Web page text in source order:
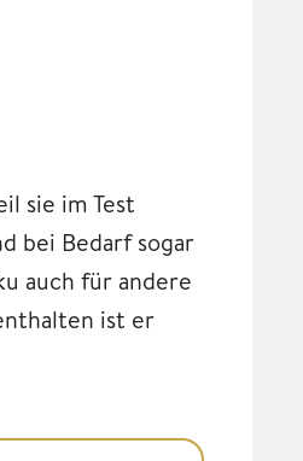
sie im Test
bei Bedarf sogar
auch für andere
ist er